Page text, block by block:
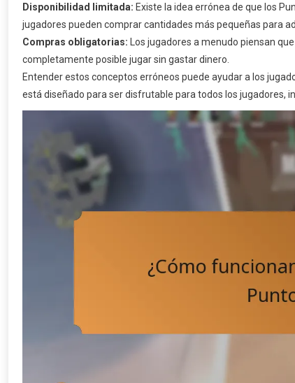
Disponibilidad limitada: Existe la idea errónea de que los
jugadores pueden comprar cantidades más pequeñas para
Compras obligatorias: Los jugadores a menudo piensan
completamente posible jugar sin gastar dinero.
Entender estos conceptos erróneos puede ayudar a los
está diseñado para ser disfrutable para todos los jugadores,